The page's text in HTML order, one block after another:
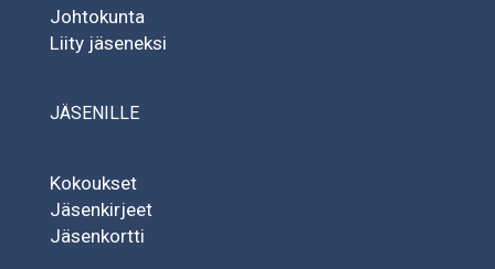
Johtokunta
Liity jäseneksi
JÄSENILLE
Kokoukset
Jäsenkirjeet
Jäsenkortti